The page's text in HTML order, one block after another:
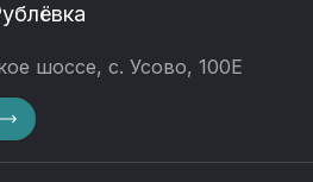
шоссе, с. Усово, 100Е